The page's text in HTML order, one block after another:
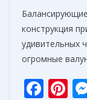
конструкция
удивительных
огромные
F Pi